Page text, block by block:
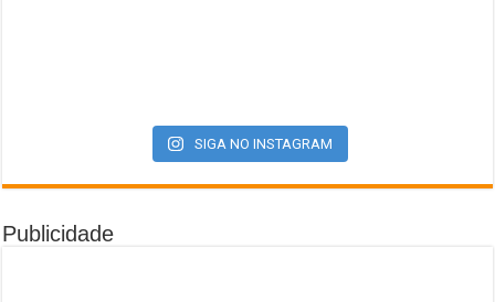
SIGA NO INSTAGRAM
Publicidade